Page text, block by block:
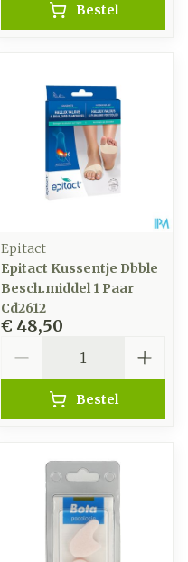
Bestel
Epitact
Epitact Kussentje Dbble
Besch.middel 1 Paar
Cd2612
€ 48,50
Bestel